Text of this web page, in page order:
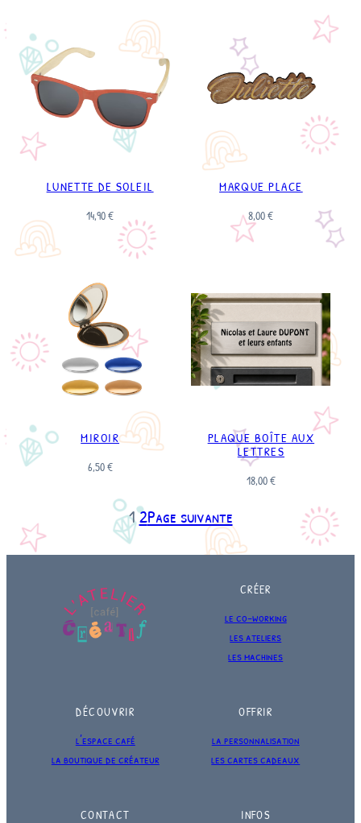
LUNETTE DE SOLEIL
14,90€
MARQUE PLACE
8,00€
MIROIR
6,50€
PLAQUE BOÎTE AUX
LETTRES
18,00€
12Page suivante
CRÉER
le co-working
les ateliers
les machines
DÉCOUVRIR
l’espace café
la boutique de créateur
OFFRIR
la personnalisation
les cartes cadeaux
CONTACT INFOS